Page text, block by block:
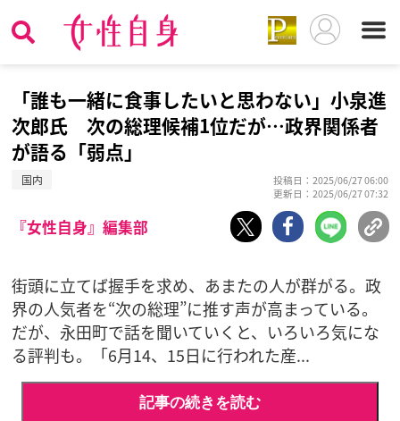
「誰も一緒に食事したいと思わない」小泉進
次郎氏 次の総理候補1位だが…政界関係者
が語る「弱点」
国内
投稿日：2025/06/27 06:00
更新日：2025/06/27 07:32
『女性自身』編集部
街頭に立てば握手を求め、あまたの人が群がる。政
界の人気者を“次の総理”に推す声が高まっている。
だが、永田町で話を聞いていくと、いろいろ気にな
る評判も。「6月14、15日に行われた産...
記事の続きを読む